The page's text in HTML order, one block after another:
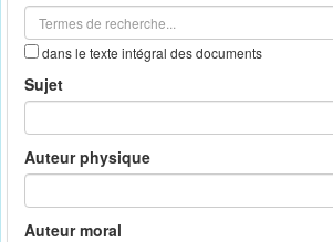
dans le texte intégral des documents
Sujet
Auteur physique
Auteur moral